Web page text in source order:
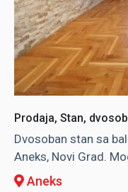
Prodaja, Stan,
Dvosoban stan sa
Aneks, Novi Grad.
Aneks